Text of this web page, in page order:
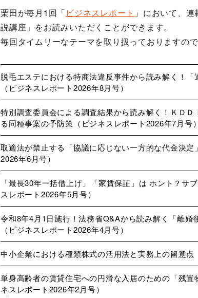
栗田が毎月1回「 ビジネスレポート 」において、
説講座」をお読みいただくことができます。
毎回タイムリーなテーマを取り扱っておりますの
脱毛エステにおける特商法違反事件から読み解く！
（ビジネスレポート2026年8月号）
特別調査委員会による調査結果から読み解く！ＫＤ
る同種事案の予防策（ビジネスレポート2026年7月号）
取適法が禁止する「協議に応じない一方的な代金決
2026年6月号）
「最長30年一括借上げ」「家賃保証」は ホント？サ
スレポート2026年5月号）
令和8年4月1日施行！法務省Q&Aから読み解く「離
（ビジネスレポート2026年4月号）
中小企業における種類株式の活用法と実務上の留意点
単身高齢者の賃貸住宅への円滑な入居のための「残
ネスレポート2026年2月号）
投
稿
ナ
ビ
ゲ
ー
シ
ョ
ン
ジ ジ ジ ジ